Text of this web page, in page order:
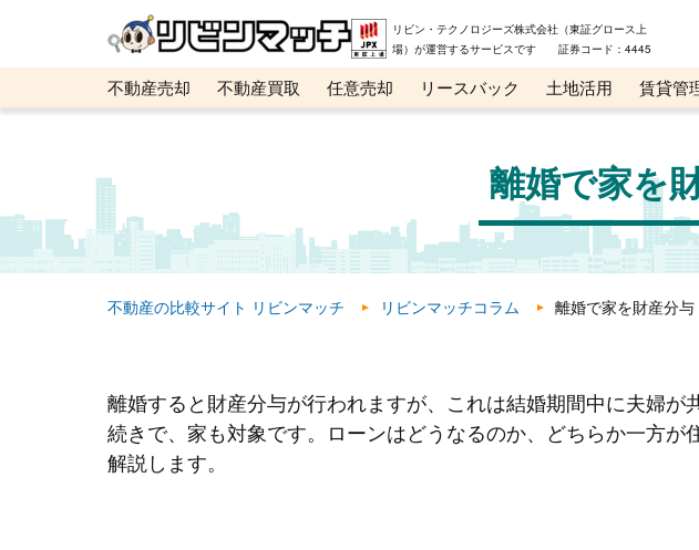
リビン・テクノロジーズ株式会社（東証グロース上
場）が運営するサービスです 証券コード：4445
不動産売却 不動産買取 任意売却 リースバック 土地活用 賃貸管
メタ住宅展示場
ベスト不動産カンパニー オンライン講座 リビンマガ
離婚で家を
不動産の比較サイト リビンマッチ リビンマッチコラム 離婚で家を財産分与
離婚すると財産分与が行われますが、これは結婚期間中に夫婦が
続きで、家も対象です。ローンはどうなるのか、どちらか一方が
解説します。